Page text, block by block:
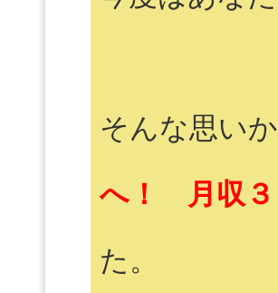
そんな思い
へ！ 月収３
た。